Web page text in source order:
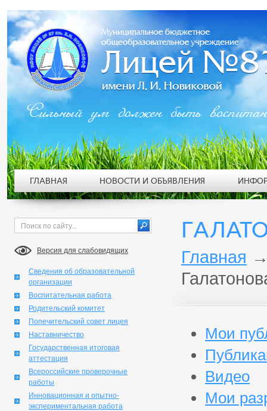
Версия для слабовидящих
Сведения об образовательной
организации
Воспитательная работа
Родительский комитет
Попечительский совет лицея
Наставничество
Государственная итоговая
аттестация
Всероссийские проверочные
работы
Инновационная и опытно-
экспериментальная работа
Главная
Мои
Видео
Мои
Сильный ум должен быть
ГЛАВНАЯ НОВОСТИ И ОБЪЯВЛЕНИЯ